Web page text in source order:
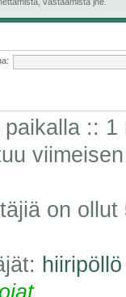
paikalla ::
on ollut
hiiripöllö